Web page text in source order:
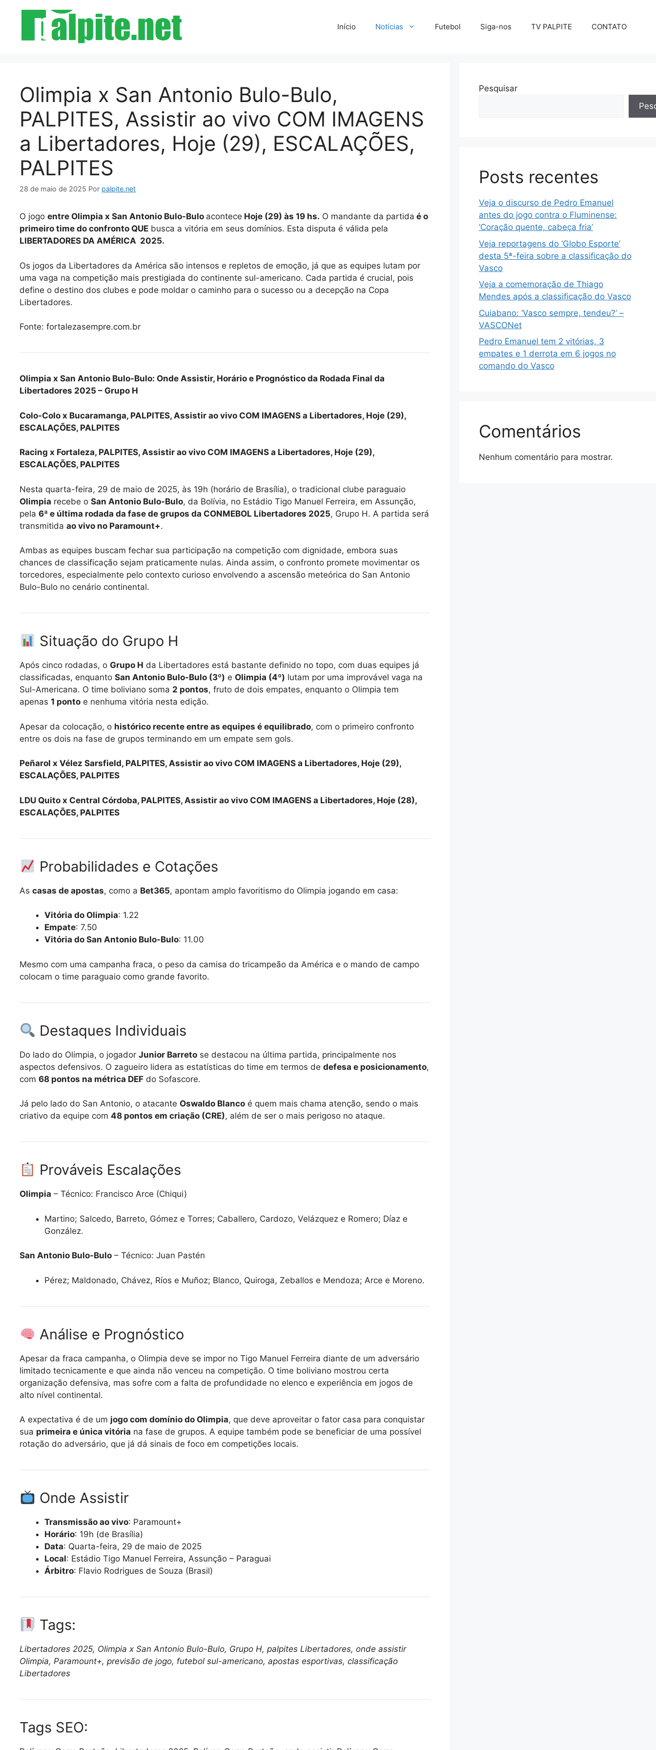
conteúdo
Início Notícias Futebol Siga-nos TV PALPITE CONTATO
Olimpia x San Antonio Bulo-Bulo,
PALPITES, Assistir ao vivo COM IMAGENS
a Libertadores, Hoje (29), ESCALAÇÕES,
PALPITES
28 de maio de 2025 Por palpite.net
O jogo entre Olimpia x San Antonio Bulo-Bulo acontece Hoje (29) às 19 hs. O mandante da partida é o
primeiro time do confronto QUE busca a vitória em seus domínios. Esta disputa é válida pela
LIBERTADORES DA AMÉRICA 2025.
Os jogos da Libertadores da América são intensos e repletos de emoção, já que as equipes lutam por
uma vaga na competição mais prestigiada do continente sul-americano. Cada partida é crucial, pois
define o destino dos clubes e pode moldar o caminho para o sucesso ou a decepção na Copa
Libertadores.
Fonte: fortalezasempre.com.br
Olimpia x San Antonio Bulo-Bulo: Onde Assistir, Horário e Prognóstico da Rodada Final da
Libertadores 2025 – Grupo H
Colo-Colo x Bucaramanga, PALPITES, Assistir ao vivo COM IMAGENS a Libertadores, Hoje (29),
ESCALAÇÕES, PALPITES
Racing x Fortaleza, PALPITES, Assistir ao vivo COM IMAGENS a Libertadores, Hoje (29),
ESCALAÇÕES, PALPITES
Nesta quarta-feira, 29 de maio de 2025, às 19h (horário de Brasília), o tradicional clube paraguaio
Olimpia recebe o San Antonio Bulo-Bulo, da Bolívia, no Estádio Tigo Manuel Ferreira, em Assunção,
pela 6ª e última rodada da fase de grupos da CONMEBOL Libertadores 2025, Grupo H. A partida será
transmitida ao vivo no Paramount+.
Ambas as equipes buscam fechar sua participação na competição com dignidade, embora suas
chances de classificação sejam praticamente nulas. Ainda assim, o confronto promete movimentar os
torcedores, especialmente pelo contexto curioso envolvendo a ascensão meteórica do San Antonio
Bulo-Bulo no cenário continental.
Situação do Grupo H
Após cinco rodadas, o Grupo H da Libertadores está bastante definido no topo, com duas equipes já
classificadas, enquanto San Antonio Bulo-Bulo (3º) e Olimpia (4º) lutam por uma improvável vaga na
Sul-Americana. O time boliviano soma 2 pontos, fruto de dois empates, enquanto o Olimpia tem
apenas 1 ponto e nenhuma vitória nesta edição.
Apesar da colocação, o histórico recente entre as equipes é equilibrado, com o primeiro confronto
entre os dois na fase de grupos terminando em um empate sem gols.
Peñarol x Vélez Sarsfield, PALPITES, Assistir ao vivo COM IMAGENS a Libertadores, Hoje (29),
ESCALAÇÕES, PALPITES
LDU Quito x Central Córdoba, PALPITES, Assistir ao vivo COM IMAGENS a Libertadores, Hoje (28),
ESCALAÇÕES, PALPITES
Probabilidades e Cotações
As casas de apostas, como a Bet365, apontam amplo favoritismo do Olimpia jogando em casa:
Vitória do Olimpia: 1.22
Empate: 7.50
Vitória do San Antonio Bulo-Bulo: 11.00
Mesmo com uma campanha fraca, o peso da camisa do tricampeão da América e o mando de campo
colocam o time paraguaio como grande favorito.
Destaques Individuais
Do lado do Olimpia, o jogador Junior Barreto se destacou na última partida, principalmente nos
aspectos defensivos. O zagueiro lidera as estatísticas do time em termos de defesa e posicionamento,
com 68 pontos na métrica DEF do Sofascore.
Já pelo lado do San Antonio, o atacante Oswaldo Blanco é quem mais chama atenção, sendo o mais
criativo da equipe com 48 pontos em criação (CRE), além de ser o mais perigoso no ataque.
Prováveis Escalações
Olimpia – Técnico: Francisco Arce (Chiqui)
Martino; Salcedo, Barreto, Gómez e Torres; Caballero, Cardozo, Velázquez e Romero; Díaz e
González.
San Antonio Bulo-Bulo – Técnico: Juan Pastén
Pérez; Maldonado, Chávez, Ríos e Muñoz; Blanco, Quiroga, Zeballos e Mendoza; Arce e Moreno.
Análise e Prognóstico
Apesar da fraca campanha, o Olimpia deve se impor no Tigo Manuel Ferreira diante de um adversário
limitado tecnicamente e que ainda não venceu na competição. O time boliviano mostrou certa
organização defensiva, mas sofre com a falta de profundidade no elenco e experiência em jogos de
alto nível continental.
A expectativa é de um jogo com domínio do Olimpia, que deve aproveitar o fator casa para conquistar
sua primeira e única vitória na fase de grupos. A equipe também pode se beneficiar de uma possível
rotação do adversário, que já dá sinais de foco em competições locais.
Onde Assistir
Transmissão ao vivo: Paramount+
Horário: 19h (de Brasília)
Data: Quarta-feira, 29 de maio de 2025
Local: Estádio Tigo Manuel Ferreira, Assunção – Paraguai
Árbitro: Flavio Rodrigues de Souza (Brasil)
Tags:
Libertadores 2025, Olimpia x San Antonio Bulo-Bulo, Grupo H, palpites Libertadores, onde assistir
Olimpia, Paramount+, previsão de jogo, futebol sul-americano, apostas esportivas, classificação
Libertadores
Tags SEO:
Pesquisar
Posts recentes
Veja o discurso de Pedro Emanuel
antes do jogo contra o Fluminense:
‘Coração quente, cabeça fria’
Veja reportagens do ‘Globo Esporte’
desta 5ª-feira sobre a classificação do
Vasco
Veja a comemoração de Thiago
Mendes após a classificação do Vasco
Cuiabano: ‘Vasco sempre, tendeu?’ –
VASCONet
Pedro Emanuel tem 2 vitórias, 3
empates e 1 derrota em 6 jogos no
comando do Vasco
Comentários
Nenhum comentário para mostrar.